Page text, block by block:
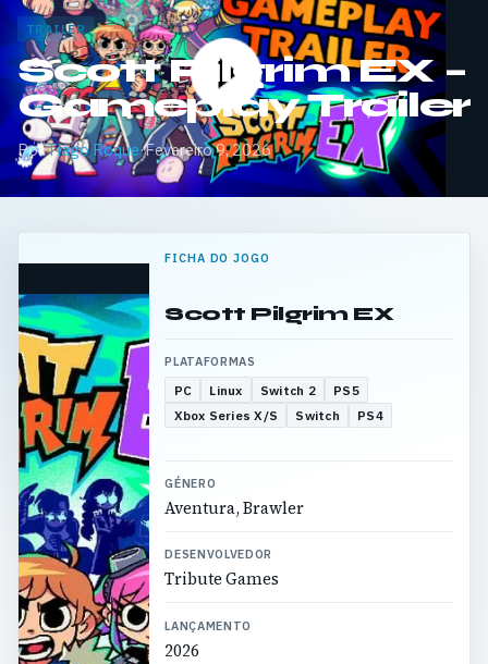
TRAILER
Scott Pilgrim EX –
Gameplay Trailer
PorTiago Roque·Fevereiro 9, 2026
FICHA DO JOGO
Scott Pilgrim EX
PLATAFORMAS
PC Linux Switch 2
PS5
Xbox Series X/S
Switch PS4
GÉNERO
Aventura, Brawler
DESENVOLVEDOR
Tribute Games
LANÇAMENTO
2026